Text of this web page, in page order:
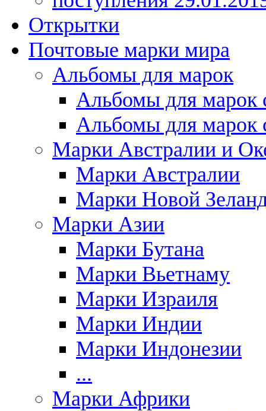
Открытки
Почтовые марки мира
Альбомы для марок
Альбомы для марок
Альбомы для марок
Марки Австралии и
Марки Австралии
Марки Новой
Марки Азии
Марки Бутана
Марки Вьетнаму
Марки Израиля
Марки Индии
Марки Индонезии
...
Марки Африки